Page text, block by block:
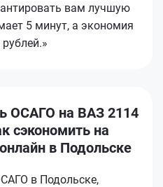
вам лучшую
5 минут, а экономия
ОСАГО на ВАЗ 2114
сэкономить на
в Подольске
в Подольске,